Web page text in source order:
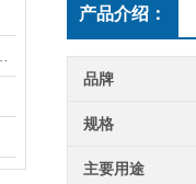
产品介绍：
品牌
规格
主要用途